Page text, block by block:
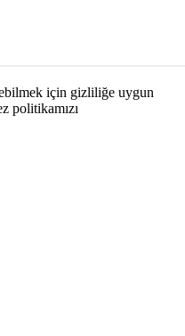
için gizliliğe uygun
politikamızı